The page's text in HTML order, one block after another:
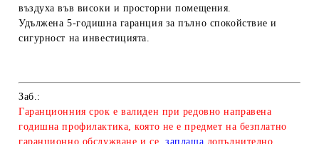
въздуха във високи и просторни помещения.
Удължена 5-годишна гаранция за пълно спокойствие и
сигурност на инвестицията.
Заб.:
Гаранционния срок е валиден при редовно направена
годишна профилактика, която не е предмет на безплатно
гаранционно обслужване и се заплаща допълнително.